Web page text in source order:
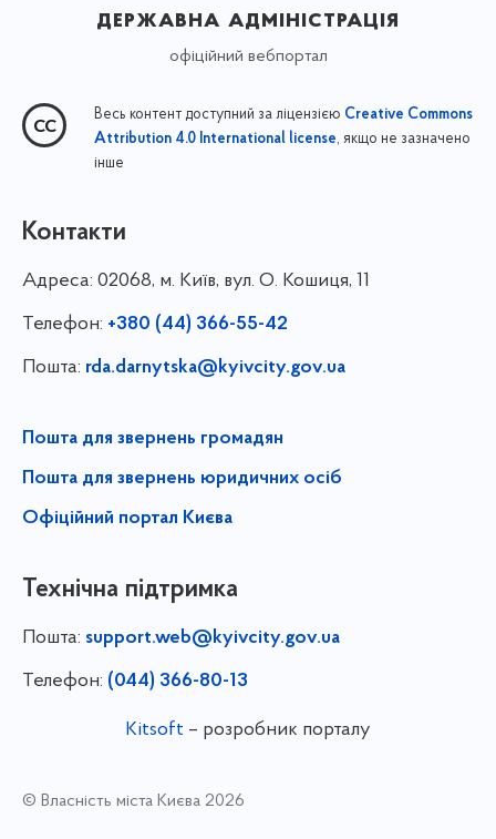
державна адміністрація
офіційний вебпортал
Весь контент доступний за ліцензією Creative Commons
Attribution 4.0 International license, якщо не зазначено
інше
Контакти
Адреса: 02068, м. Київ, вул. О. Кошиця, 11
Телефон: +380 (44) 366-55-42
Пошта: rda.darnytska@kyivcity.gov.ua
Пошта для звернень громадян
Пошта для звернень юридичних осіб
Офіційний портал Києва
Технічна підтримка
Пошта: support.web@kyivcity.gov.ua
Телефон: (044) 366-80-13
Kitsoft – розробник порталу
© Власність міста Києва 2026